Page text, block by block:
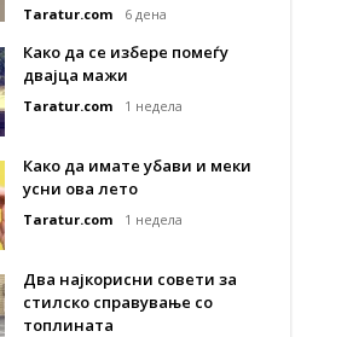
Taratur.com 6 дена
Како да се избере помеѓу
двајца мажи
Taratur.com 1 недела
Како да имате убави и меки
усни ова лето
Taratur.com 1 недела
Два најкорисни совети за
стилско справување со
топлината